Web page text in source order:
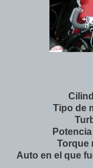
Tipo de
Torque
Auto en el que